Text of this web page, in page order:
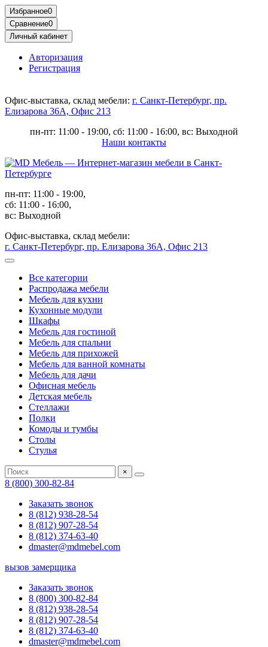
Избранное0
Сравнение0
Личный кабинет
Авторизация
Регистрация
Офис-выставка, склад мебели: г. Санкт-Петербург, пр.
Елизарова 36А, Офис 213
пн-пт: 11:00 - 19:00, сб: 11:00 - 16:00, вс: Выходной
Наши контакты
пн-пт: 11:00 - 19:00,
сб: 11:00 - 16:00,
вс: Выходной
Офис-выставка, склад мебели:
г. Санкт-Петербург, пр. Елизарова 36А, Офис 213
Все категории
Распродажа мебели
Мебель для кухни
Кухонные модули
Шкафы
Мебель для гостиной
Мебель для спальни
Мебель для прихожей
Мебель для ванной комнаты
Мебель для дачи
Офисная мебель
Детская мебель
Стеллажи
Полки
Комоды и тумбы
Столы
Стулья
×
8 (800) 300-82-84
Заказать звонок
8 (812) 938-28-54
8 (812) 907-28-54
8 (812) 374-63-40
dmaster@mdmebel.com
вызов замерщика
Заказать звонок
8 (800) 300-82-84
8 (812) 938-28-54
8 (812) 907-28-54
8 (812) 374-63-40
dmaster@mdmebel.com